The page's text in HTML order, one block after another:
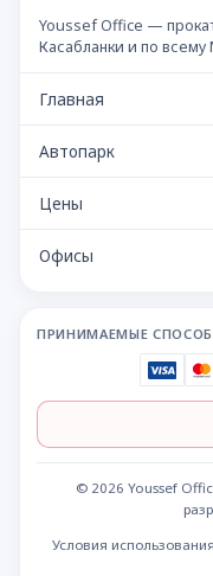
Youssef Office —
Касабланки и по
Главная
Автопарк
Цены
Офисы
ПРИНИМАЕМЫЕ
© 2026 Youssef
Условия использования